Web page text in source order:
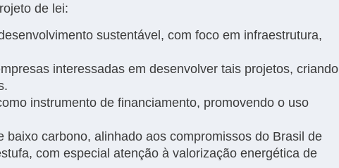
de lei:
sustentável, com foco em infraestrutura,
interessadas em desenvolver tais projetos, criando
instrumento de financiamento, promovendo o uso
carbono, alinhado aos compromissos do Brasil de
com especial atenção à valorização energética de